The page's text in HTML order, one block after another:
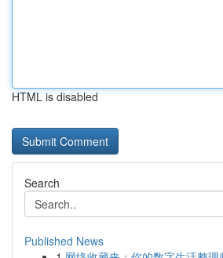
HTML is disabled
Search
Published News